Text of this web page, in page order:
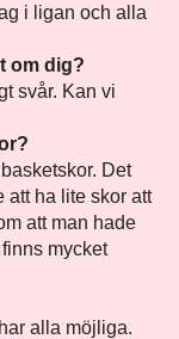
i ligan och alla
om dig?
svår. Kan vi
Det
att ha lite skor att
att man hade
mycket
alla möjliga.